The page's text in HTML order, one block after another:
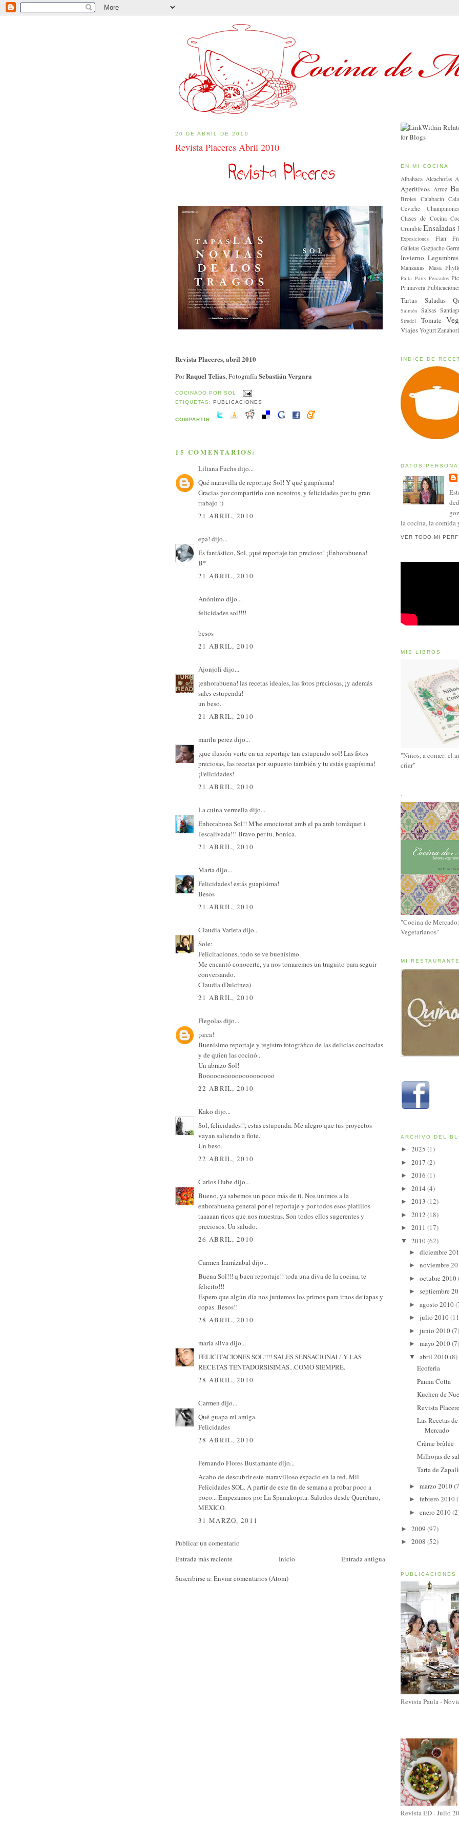
20 DE ABRIL DE 2010
Revista Placeres Abril 2010
Revista Placeres, abril 2010
PorRaquel Telias, FotografíaSebastián Vergara
COCINADO PORSOL
ETIQUETAS:PUBLICACIONES
COMPARTIR:
15 COMENTARIOS:
Liliana Fuchsdijo...
Qué maravilla de reportaje Sol! Y qué guapísima!
Gracias por compartirlo con nosotros, y felicidades por tu gran
trabajo :)
21 ABRIL, 2010
epa! dijo...
Es fantástico, Sol, ¡qué reportaje tan precioso! ¡Enhorabuena!
B*
21 ABRIL, 2010
Anónimo dijo...
felicidades sol!!!!
besos
21 ABRIL, 2010
Ajonjoli dijo...
¡enhorabuena! las recetas ideales, las fotos preciosas, ¡y además
sales estupenda!
un beso.
21 ABRIL, 2010
marilu perezdijo...
¡que ilusión verte en un reportaje tan estupendo sol! Las fotos
preciosas, las recetas por supuesto también y tu estás guapísima!
¡Felicidades!
21 ABRIL, 2010
La cuina vermelladijo...
Enhorabona Sol!! M'he emocionat amb el pa amb tomàquet i
l'escalivada!!! Bravo per tu, bonica.
21 ABRIL, 2010
Martadijo...
Felicidades! estás guapísima!
Besos
21 ABRIL, 2010
Claudia Varletadijo...
Sole:
Felicitaciones, todo se ve buenísimo.
Me encantó conocerte, ya nos tomaremos un traguito para seguir
conversando.
Claudia (Dulcinea)
21 ABRIL, 2010
Flegolasdijo...
¡seca!
Buenísimo reportaje y registro fotográfico de las delicias cocinadas
y de quien las cocinó..
Un abrazo Sol!
Boooooooooooooooooooo
22 ABRIL, 2010
Kako dijo...
Sol, felicidades!!, estas estupenda. Me alegro que tus proyectos
vayan saliendo a flote.
Un beso.
22 ABRIL, 2010
Carlos Dube dijo...
Bueno, ya sabemos un poco más de ti. Nos unimos a la
enhorabuena general por el reportaje y por todos esos platillos
taaaaan ricos que nos muestras. Son todos ellos sugerentes y
preciosos. Un saludo.
26 ABRIL, 2010
Carmen Irarrázabal dijo...
Buena Sol!!! q buen reportaje!! toda una diva de la cocina, te
felicito!!!
Espero que algún día nos juntemos los primos para irnos de tapas y
copas. Besos!!
28 ABRIL, 2010
maria silvadijo...
FELICITACIONES SOL!!!! SALES SENSACIONAL! Y LAS
RECETAS TENTADORSISIMAS...COMO SIEMPRE.
28 ABRIL, 2010
Carmen dijo...
Qué guapa mi amiga.
Felicidades
28 ABRIL, 2010
Fernando Flores Bustamante dijo...
Acabo de descubrir este maravilloso espacio en la red. Mil
Felicidades SOL. A partir de este fin de semana a probar poco a
poco... Empezamos por La Spanakopita. Saludos desde Querétaro,
MEXICO.
31 MARZO, 2011
Publicar un comentario
Entrada más reciente
Entrada antigua
Inicio
Suscribirse a: Enviar comentarios (Atom)
EN MI COCINA
Albahaca Alcachofas
Aperitivos Arroz
Brotes Calabacín
Ceviche Champiñones
Clases de Cocina
Crumble Ensaladas
Exposiciones Flan
Galletas Gazpacho
Invierno Legumbres
Manzanas Masa
Palta Paris Pescados
Primavera
Tartas Saladas
Salmón Salsas
Strudel Tomate
Viajes Yogurt
INDICE DE
DATOS
la cocina, la comida
VER TODO MI
MIS LIBROS
"Niños, a comer: el
criar"
.
"Cocina de
Vegetarianos"
MI RESTAURANTE
ARCHIVO DEL
► 2025 (1)
► 2017 (2)
► 2016 (1)
► 2014 (4)
► 2013 (12)
► 2012 (18)
► 2011 (17)
▼ 2010(62)
► diciembre
► noviembre
► octubre 2010
► septiembre
► agosto 2010
► julio 2010
► junio 2010(7)
► mayo 2010(7)
▼ abril 2010(8)
Ecoferia
Panna Cotta
Kuchen de
Revista
Las Recetas
Mercado
Crème brûlée
Milhojas de
Tarta de
► marzo 2010
► febrero 2010
► enero 2010
► 2009 (97)
► 2008 (52)
PUBLICACIONES
Revista Paula -
.
Revista ED - Julio